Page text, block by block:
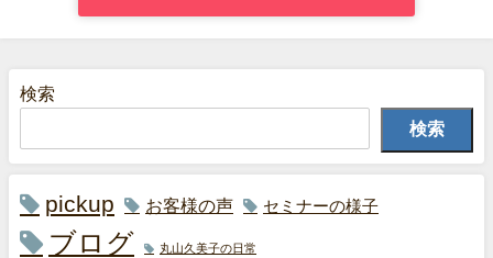
検索
検索
pickup お客様の声 セミナーの様子
ブログ 丸山久美子の日常